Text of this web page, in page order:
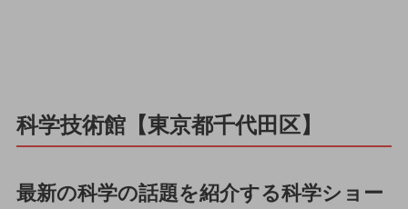
科学技術館【東京都千代田区】
最新の科学の話題を紹介する科学ショー